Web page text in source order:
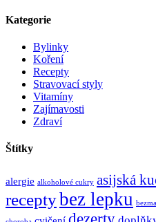
Kategorie
Bylinky
Koření
Recepty
Stravovací styly
Vitamíny
Zajímavosti
Zdraví
Štítky
alergie alkoholové cukry asijská
receptybez lepku